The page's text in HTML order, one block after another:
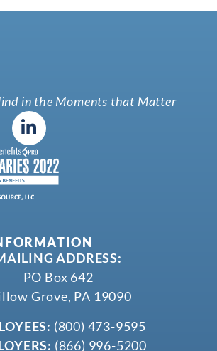
in the Moments that Matter
ADDRESS:
PO Box 642
Grove, PA 19090
(800) 473-9595
(866) 996-5200